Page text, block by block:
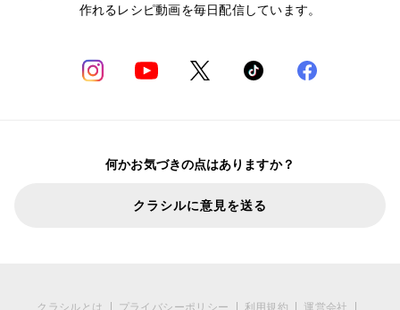
作れるレシピ動画を毎日配信しています。
何かお気づきの点はありますか？
クラシルに意見を送る
クラシルとは プライバシーポリシー 利用規約 運営会社